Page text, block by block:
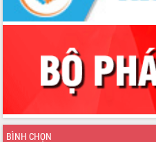
Xã Ea Phê gắn cải cách hành chính với
chuyển đổi số
Phó Chủ tịch Thường trực UBND tỉnh
Hồ Thị Nguyên Thảo làm việc tại Trung
tâm Phục vụ hành chính công xã Ea
Xây dựng nền hành chính số đồng
hành cùng nông dân dân, doanh nghiệp
Giai đoạn 2026-2030, Đắk Lắk phấn
BÌNH CHỌN